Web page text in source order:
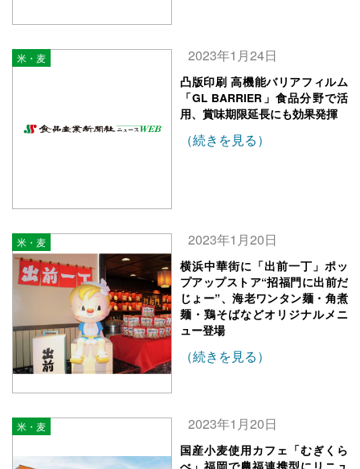
米・麦 2023年1月24日
凸版印刷 高機能バリアフィルム
「GL BARRIER」食品分野で活
用、賞味期限延長にも効果発揮
（続きを見る）
米・麦 2023年1月20日
横浜中華街に「出前一丁」ポッ
プアップストア“招福門に出前だ
じょー”、海老ワンタン麺・角煮
麺・鶏そばなどオリジナルメニ
ュー登場
（続きを見る）
米・麦 2023年1月20日
国産小麦使用カフェ「むぎくら